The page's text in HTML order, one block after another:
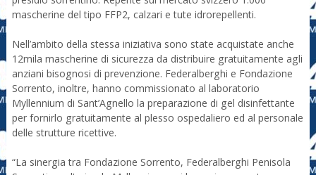
mascherine del tipo FFP2, calzari e tute idrorepellenti.
Nell’ambito della stessa iniziativa sono state acquistate anche
12mila mascherine di sicurezza da distribuire gratuitamente agli
anziani bisognosi di prevenzione. Federalberghi e Fondazione
Sorrento, inoltre, hanno commissionato al laboratorio
Myllennium di Sant’Agnello la preparazione di gel disinfettante
per fornirlo gratuitamente al plesso ospedaliero ed al personale
delle strutture ricettive.
“La sinergia tra Fondazione Sorrento, Federalberghi Penisola